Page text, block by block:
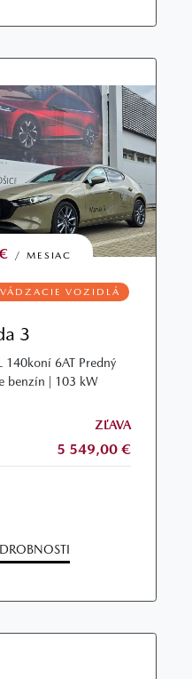
/ MESIAC
VOZIDLÁ
3
140koní 6AT Predný
benzín | 103 kW
ZĽAVA
5 549,00 €